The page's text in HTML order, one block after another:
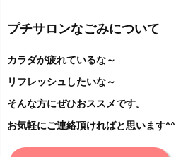
プチサロンなごみについて
カラダが疲れているな～
リフレッシュしたいな～
そんな方にぜひおススメです。
お気軽にご連絡頂ければと思います^^